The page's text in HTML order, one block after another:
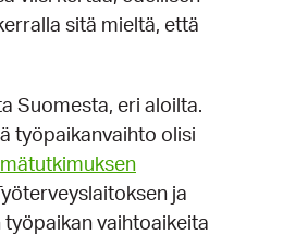
sitä mieltä, että
Suomesta, eri aloilta.
työpaikanvaihto olisi
ja
työpaikan vaihtoaikeita